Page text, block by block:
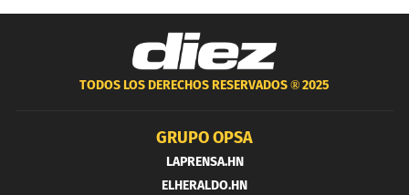
TODOS LOS DERECHOS RESERVADOS ®2025
GRUPO OPSA
LAPRENSA.HN
ELHERALDO.HN